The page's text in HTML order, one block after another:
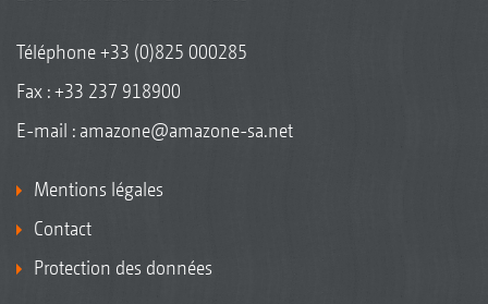
Téléphone+33 (0)825 000285
Fax : +33 237 918900
E-mail : amazone@amazone-sa.net
Mentions légales
Contact
Protection des données